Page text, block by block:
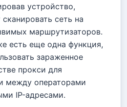
устройство,
сеть на
маршрутизаторов.
есть еще одна функция,
зараженное
прокси для
между операторами
IP-адресами.